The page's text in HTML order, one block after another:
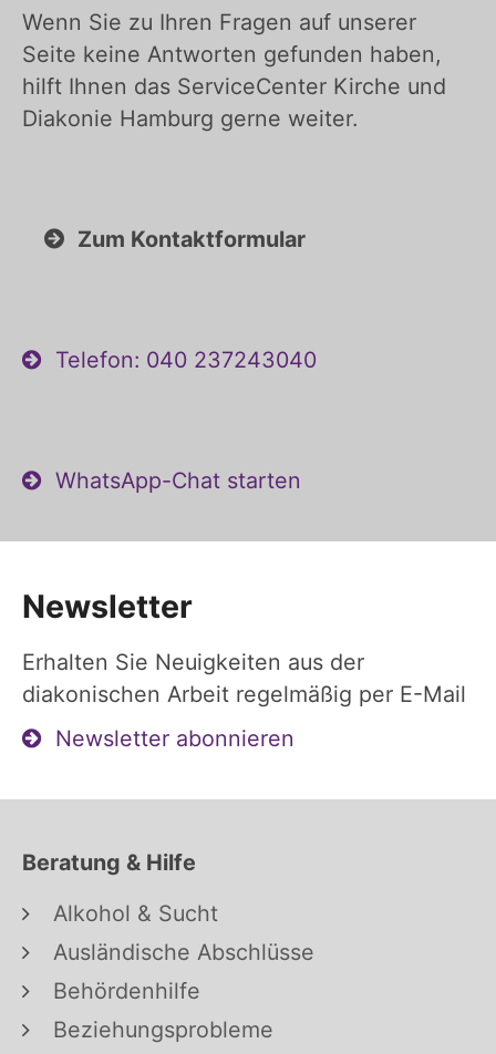
Wenn Sie zu Ihren Fragen auf unserer
Seite keine Antworten gefunden haben,
hilft Ihnen das ServiceCenter Kirche und
Diakonie Hamburg gerne weiter.
Zum Kontaktformular
Telefon: 040 237243040
WhatsApp-Chat starten
Newsletter
Erhalten Sie Neuigkeiten aus der
diakonischen Arbeit regelmäßig per E-Mail
Newsletter abonnieren
Beratung & Hilfe
Alkohol & Sucht
Ausländische Abschlüsse
Behördenhilfe
Beziehungsprobleme